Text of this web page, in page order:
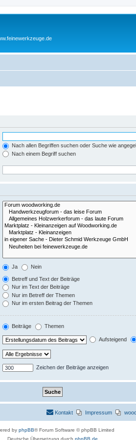
Nach allen Begriffen suchen oder Suche wie
Nach einem Begriff suchen
Ja Nein
Betreff und Text der Beiträge
Nur im Text der Beiträge
Nur im Betreff der Themen
Nur im ersten Beitrag der Themen
Beiträge Themen
Aufsteigend
Zeichen der Beiträge anzeigen
Impressum
Kontakt
by phpBB® Forum Software © phpBB Limited
Deutsche Übersetzung durch phpBB.de